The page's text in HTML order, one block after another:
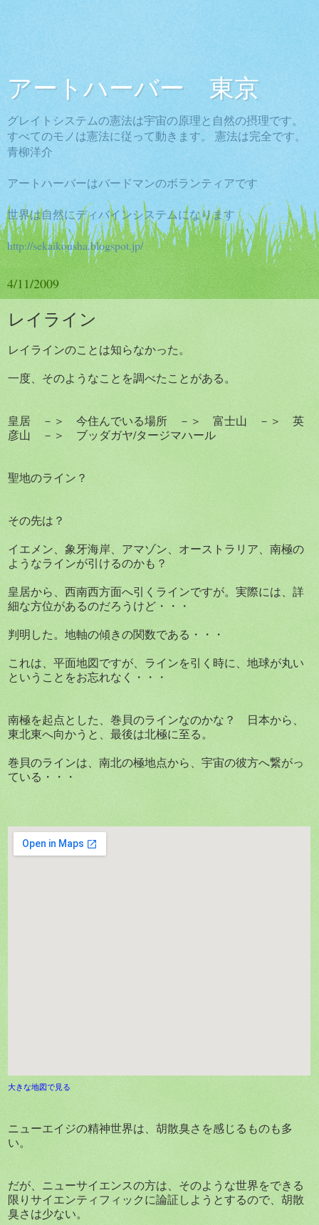
アートハーバー 東京
グレイトシステムの憲法は宇宙の原理と自然の摂理です。
すべてのモノは憲法に従って動きます。 憲法は完全です。
青柳洋介
アートハーバーはバードマンのボランティアです
世界は自然にディバインシステムになります
http://sekaikousha.blogspot.jp/
4/11/2009
レイライン
レイラインのことは知らなかった。
一度、そのようなことを調べたことがある。
皇居 －＞ 今住んでいる場所 －＞ 富士山 －＞ 英
彦山 －＞ ブッダガヤ/タージマハール
聖地のライン？
その先は？
イエメン、象牙海岸、アマゾン、オーストラリア、南極の
ようなラインが引けるのかも？
皇居から、西南西方面へ引くラインですが。実際には、詳
細な方位があるのだろうけど・・・
判明した。地軸の傾きの関数である・・・
これは、平面地図ですが、ラインを引く時に、地球が丸い
ということをお忘れなく・・・
南極を起点とした、巻貝のラインなのかな？ 日本から、
東北東へ向かうと、最後は北極に至る。
巻貝のラインは、南北の極地点から、宇宙の彼方へ繋がっ
ている・・・
大きな地図で見る
ニューエイジの精神世界は、胡散臭さを感じるものも多
い。
だが、ニューサイエンスの方は、そのような世界をできる
限りサイエンティフィックに論証しようとするので、胡散
臭さは少ない。